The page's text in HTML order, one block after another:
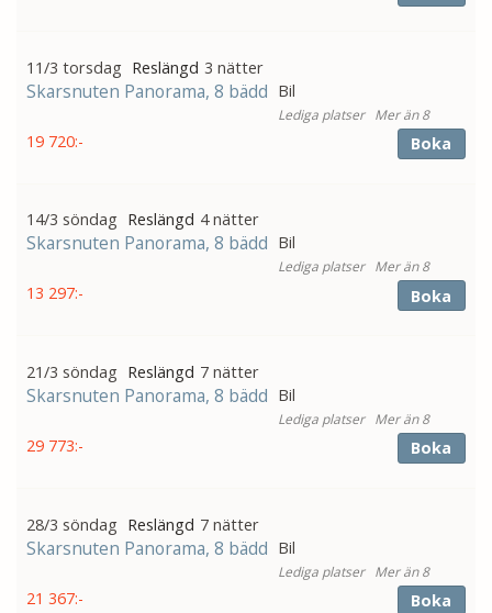
11/3 torsdag 3 nätter
Skarsnuten Panorama, 8 bädd Bil
Mer än 8
19 720:- Boka
14/3 söndag 4 nätter
Skarsnuten Panorama, 8 bädd Bil
Mer än 8
13 297:- Boka
21/3 söndag 7 nätter
Skarsnuten Panorama, 8 bädd Bil
Mer än 8
29 773:- Boka
28/3 söndag 7 nätter
Skarsnuten Panorama, 8 bädd Bil
Mer än 8
21 367:- Boka